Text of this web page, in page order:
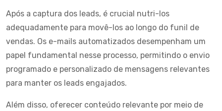
Após a captura dos leads, é crucial nutri-los
adequadamente para movê-los ao longo do funil de
vendas. Os e-mails automatizados desempenham um
papel fundamental nesse processo, permitindo o envio
programado e personalizado de mensagens relevantes
para manter os leads engajados.
Além disso, oferecer conteúdo relevante por meio de